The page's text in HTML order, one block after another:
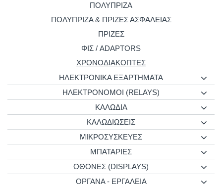
ΠΟΛΥΠΡΙΖΑ
ΠΟΛΥΠΡΙΖΑ & ΠΡΙΖΕΣ ΑΣΦΑΛΕΙΑΣ
ΠΡΙΖΕΣ
ΦΙΣ / ADAPTORS
ΧΡΟΝΟΔΙΑΚΟΠΤΕΣ
ΗΛΕΚΤΡΟΝΙΚΑ ΕΞΑΡΤΗΜΑΤΑ
ΗΛΕΚΤΡΟΝΟΜΟΙ (RELAYS)
ΚΑΛΩΔΙΑ
ΚΑΛΩΔΙΩΣΕΙΣ
ΜΙΚΡΟΣΥΣΚΕΥΕΣ
ΜΠΑΤΑΡΙΕΣ
ΟΘΟΝΕΣ (DISPLAYS)
ΟΡΓΑΝΑ - ΕΡΓΑΛΕΙΑ